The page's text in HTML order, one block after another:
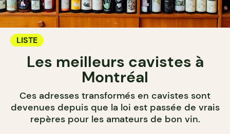
LISTE
Les meilleurs cavistes à
Montréal
Ces adresses transformés en cavistes sont
devenues depuis que la loi est passée de vrais
repères pour les amateurs de bon vin.